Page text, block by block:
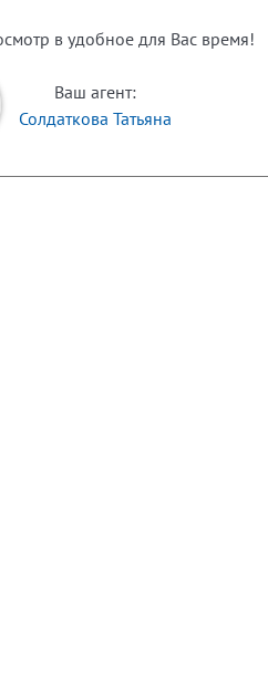
в удобное для Вас время!
Ваш агент:
Солдаткова Татьяна